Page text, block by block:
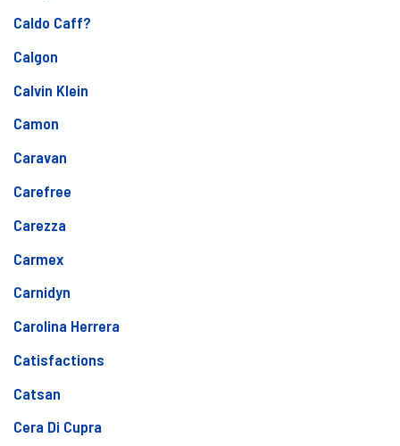
Caldo Caff?
Calgon
Calvin Klein
Camon
Caravan
Carefree
Carezza
Carmex
Carnidyn
Carolina Herrera
Catisfactions
Catsan
Cera Di Cupra